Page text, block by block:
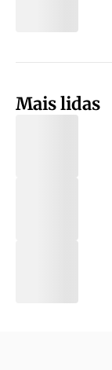
Mais lidas